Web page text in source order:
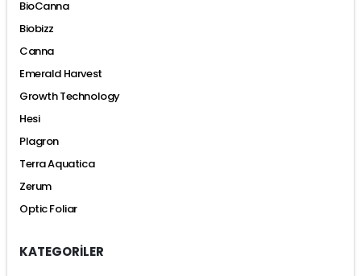
BioCanna
Biobizz
Canna
Emerald Harvest
Growth Technology
Hesi
Plagron
Terra Aquatica
Zerum
Optic Foliar
KATEGORİLER